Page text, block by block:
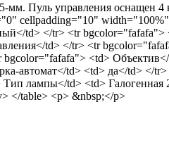
мм. Пуль управления оснащен
cellpadding="10"
td> </tr> <tr bgcolor="fafafa">
td> </tr> <tr
<td>
автомат</td> <td> да</td> </
лампы</td> <td>
</table> <p> &nbsp;</p>